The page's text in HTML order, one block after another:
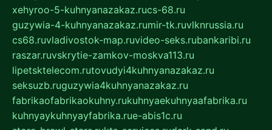
xehyroo-5-kuhnyanazakaz.rucs-68.ru
guzywia-4-kuhnyanazakaz.rumir-tk.ruvlknrussia.ru
cs68.ruvladivostok-map.ruvideo-seks.rubankaribi.ru
raszar.ruvskrytie-zamkov-moskva113.ru
lipetsktelecom.rutovudyi4kuhnyanazakaz.ru
seksuzb.ruguzywia4kuhnyanazakaz.ru
fabrikaofabrikaokuhny.rukuhnyaekuhnyaafabrika.ru
kuhnyaykuhnyayfabrika.rue-abis1c.ru